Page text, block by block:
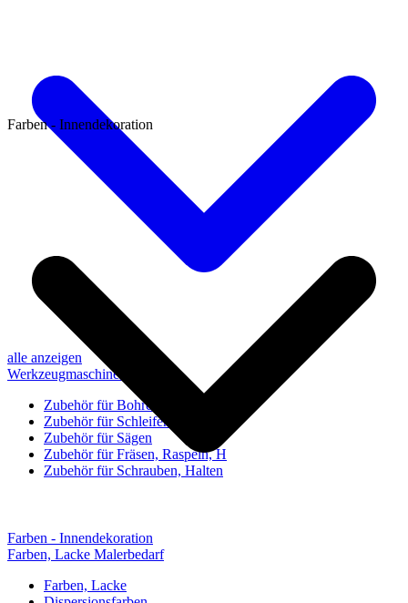
alle anzeigen
Werkzeugmaschinen-Zubehör
Zubehör für Bohren, Bohrhilfen
Zubehör für Schleifen, Poliere
Zubehör für Sägen
Zubehör für Fräsen, Raspeln, H
Zubehör für Schrauben, Halten
Farben - Innendekoration
Farben - Innendekoration
Farben, Lacke Malerbedarf
Farben, Lacke